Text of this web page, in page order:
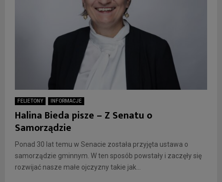
FELIETONY INFORMACJE
Halina Bieda pisze – Z Senatu o
Samorządzie
Ponad 30 lat temu w Senacie została przyjęta ustawa o
samorządzie gminnym. W ten sposób powstały i zaczęły się
rozwijać nasze małe ojczyzny takie jak...